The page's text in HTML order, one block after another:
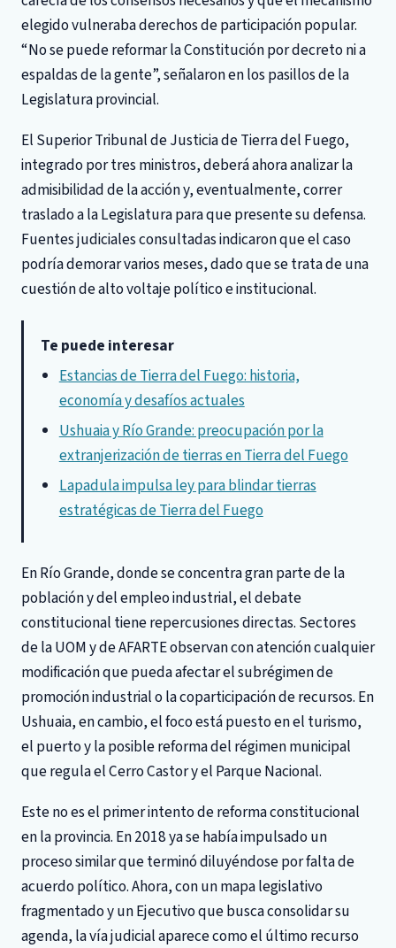
elegido vulneraba derechos de participación popular.
“No se puede reformar la Constitución por decreto ni a
espaldas de la gente”, señalaron en los pasillos de la
Legislatura provincial.
El Superior Tribunal de Justicia de Tierra del Fuego,
integrado por tres ministros, deberá ahora analizar la
admisibilidad de la acción y, eventualmente, correr
traslado a la Legislatura para que presente su defensa.
Fuentes judiciales consultadas indicaron que el caso
podría demorar varios meses, dado que se trata de una
cuestión de alto voltaje político e institucional.
Te puede interesar
Estancias de Tierra del Fuego: historia,
economía y desafíos actuales
Ushuaia y Río Grande: preocupación por la
extranjerización de tierras en Tierra del Fuego
Lapadula impulsa ley para blindar tierras
estratégicas de Tierra del Fuego
En Río Grande, donde se concentra gran parte de la
población y del empleo industrial, el debate
constitucional tiene repercusiones directas. Sectores
de la UOM y de AFARTE observan con atención cualquier
modificación que pueda afectar el subrégimen de
promoción industrial o la coparticipación de recursos. En
Ushuaia, en cambio, el foco está puesto en el turismo,
el puerto y la posible reforma del régimen municipal
que regula el Cerro Castor y el Parque Nacional.
Este no es el primer intento de reforma constitucional
en la provincia. En 2018 ya se había impulsado un
proceso similar que terminó diluyéndose por falta de
acuerdo político. Ahora, con un mapa legislativo
fragmentado y un Ejecutivo que busca consolidar su
agenda, la vía judicial aparece como el último recurso